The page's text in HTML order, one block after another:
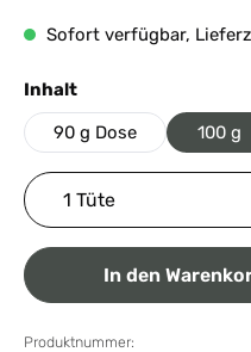
Sofort verfügbar,
Inhaltauswählen
90 g Dose 100 g
Produkt Anzahl: Gib
In den
Produktnummer: